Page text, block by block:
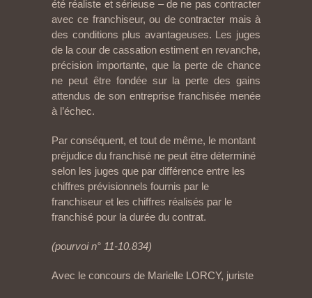
été réaliste et sérieuse – de ne pas contracter
avec ce franchiseur, ou de contracter mais à
des conditions plus avantageuses. Les juges
de la cour de cassation estiment en revanche,
précision importante, que la perte de chance
ne peut être fondée sur la perte des gains
attendus de son entreprise franchisée menée
à l’échec.
Par conséquent, et tout de même, le montant
préjudice du franchisé ne peut être déterminé
selon les juges que par différence entre les
chiffres prévisionnels fournis par le
franchiseur et les chiffres réalisés par le
franchisé pour la durée du contrat.
(pourvoi n° 11-10.834)
Avec le concours de Marielle LORCY, juriste